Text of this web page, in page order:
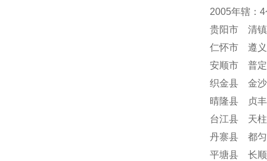
2005年辖：
贵阳市 清
仁怀市 遵
安顺市 普
织金县 金
晴隆县 贞
台江县 天
丹寨县 都
平塘县 长